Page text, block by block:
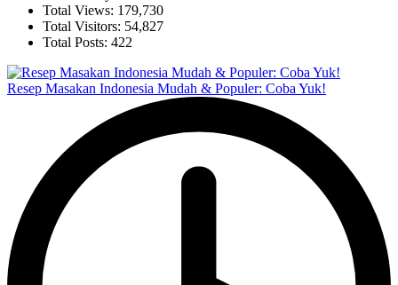
Total Views: 179,730
Total Visitors: 54,827
Total Posts: 422
Resep Masakan Indonesia Mudah & Populer: Coba Yuk!